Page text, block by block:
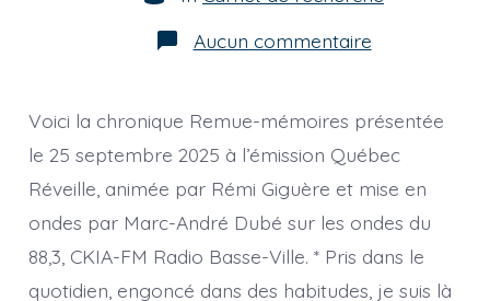
Aucun commentairesur
[chronique]
l’exemple,
comme
Jacques.
Voici la chronique Remue-mémoires présentée
le 25 septembre 2025 à l’émission Québec
Réveille, animée par Rémi Giguère et mise en
ondes par Marc-André Dubé sur les ondes du
88,3, CKIA-FM Radio Basse-Ville. * Pris dans le
quotidien, engoncé dans des habitudes, je suis là